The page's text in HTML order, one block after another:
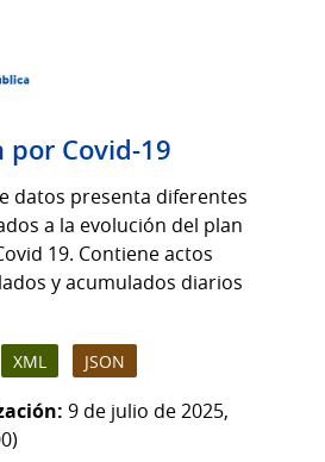
por Covid-19
datos presenta diferentes
a la evolución del plan
19. Contiene actos
y acumulados diarios
XML JSON
9 de julio de 2025,